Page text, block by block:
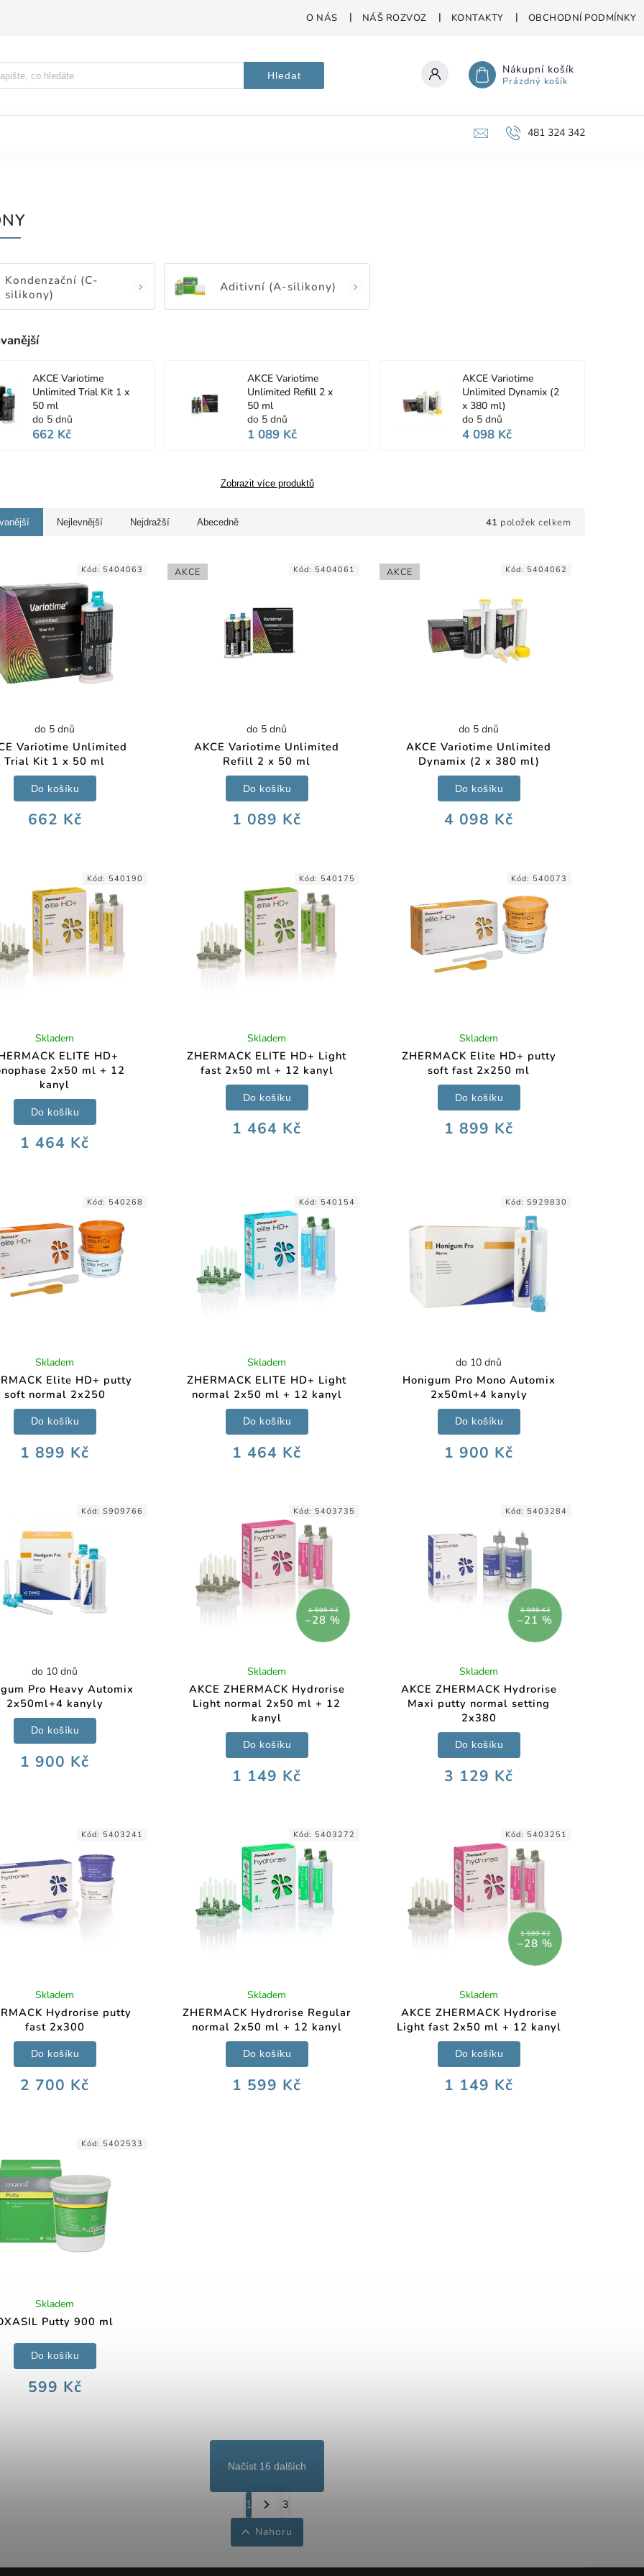
O NÁS NÁŠ ROZVOZ KONTAKTY OBCHODNÍ PODMÍNKY
Hledat Nákupní košík
Prázdný košík
481 324 342
Kondenzační (C-
silikony)
Aditivní (A-silikony)
AKCE Variotime
Unlimited Trial Kit 1 x
50 ml
do 5 dnů
662 Kč
AKCE Variotime
Unlimited Refill 2 x
50 ml
do 5 dnů
1 089 Kč
AKCE Variotime
Unlimited Dynamix (2
x 380 ml)
do 5 dnů
4 098 Kč
Zobrazit více produktů
Nejlevnější Nejdražší Abecedně 41 položek celkem
Variotime Unlimited
Trial Kit 1 x 50 ml
do 5 dnů
662 Kč
Do košíku
Kód: 5404063 AKCE
AKCE Variotime Unlimited
Refill 2 x 50 ml
do 5 dnů
1 089 Kč
Do košíku
Kód: 5404061 AKCE
AKCE Variotime Unlimited
Dynamix (2 x 380 ml)
do 5 dnů
4 098 Kč
Do košíku
Kód: 5404062
ELITE HD+
2x50 ml + 12
kanyl
Skladem
1 464 Kč
Do košíku
Kód: 540190
ZHERMACK ELITE HD+ Light
fast 2x50 ml + 12 kanyl
Skladem
1 464 Kč
Do košíku
Kód: 540175
ZHERMACK Elite HD+ putty
soft fast 2x250 ml
Skladem
1 899 Kč
Do košíku
Kód: 540073
Elite HD+ putty
soft normal 2x250
Skladem
1 899 Kč
Do košíku
Kód: 540268
ZHERMACK ELITE HD+ Light
normal 2x50 ml + 12 kanyl
Skladem
1 464 Kč
Do košíku
Kód: 540154
Honigum Pro Mono Automix
2x50ml+4 kanyly
do 10 dnů
1 900 Kč
Do košíku
Kód:S929830
Pro Heavy Automix
2x50ml+4 kanyly
do 10 dnů
1 900 Kč
Do košíku
Kód:S909766
1 599 Kč
–28 %
AKCE ZHERMACK Hydrorise
Light normal 2x50 ml + 12
kanyl
Skladem
1 149 Kč
Do košíku
Kód: 5403735
3 999 Kč
–21 %
AKCE ZHERMACK Hydrorise
Maxi putty normal setting
2x380
Skladem
3 129 Kč
Do košíku
Kód: 5403284
Hydrorise putty
fast 2x300
Skladem
2 700 Kč
Do košíku
Kód: 5403241
ZHERMACK Hydrorise Regular
normal 2x50 ml + 12 kanyl
Skladem
1 599 Kč
Do košíku
Kód: 5403272
1 599 Kč
–28 %
AKCE ZHERMACK Hydrorise
Light fast 2x50 ml + 12 kanyl
Skladem
1 149 Kč
Do košíku
Kód: 5403251
Putty 900 ml
Skladem
599 Kč
Do košíku
Kód: 5402533
Načíst 16 dalších
1
3
Nahoru